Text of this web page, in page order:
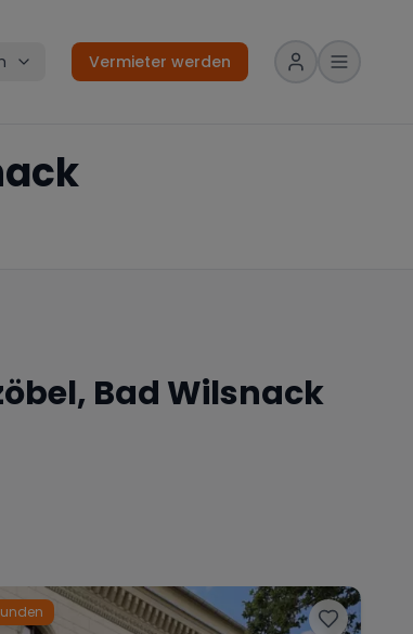
Vermieter werden
Bad Wilsnack